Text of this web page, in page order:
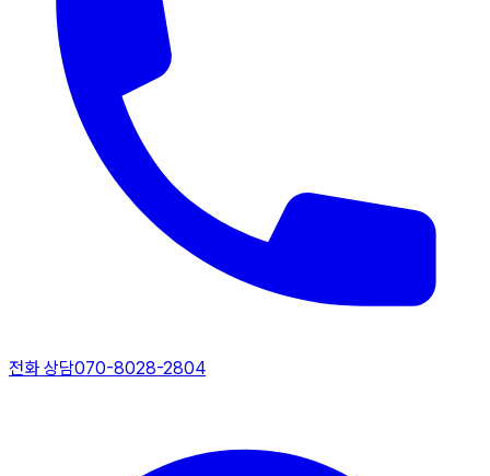
전화 상담070-8028-2804